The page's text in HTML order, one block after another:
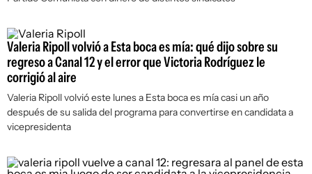
Valeria Ripoll volvió a Esta boca es mía: qué dijo sobre su
regreso a Canal 12 y el error que Victoria Rodríguez le
corrigió al aire
Valeria Ripoll volvió este lunes a Esta boca es mía casi un año
después de su salida del programa para convertirse en candidata a
vicepresidenta